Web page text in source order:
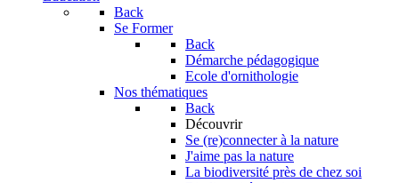
Back
Se Former
Back
Démarche pédagogique
Ecole d'ornithologie
Nos thématiques
Back
Découvrir
Se (re)connecter à la nature
J'aime pas la nature
La biodiversité près de chez soi